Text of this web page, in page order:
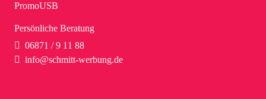
PromoUSB
Persönliche Beratung
06871 / 9 11 88
info@schmitt-werbung.de